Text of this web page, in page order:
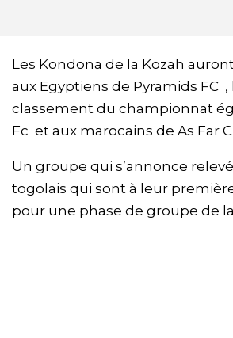
Les Kondona de la Kozah
aux Egyptiens de Pyramids FC ,
classement du championnat
Fc et aux marocains de As Far
Un groupe qui s’annonce
togolais qui sont à leur
pour une phase de groupe de